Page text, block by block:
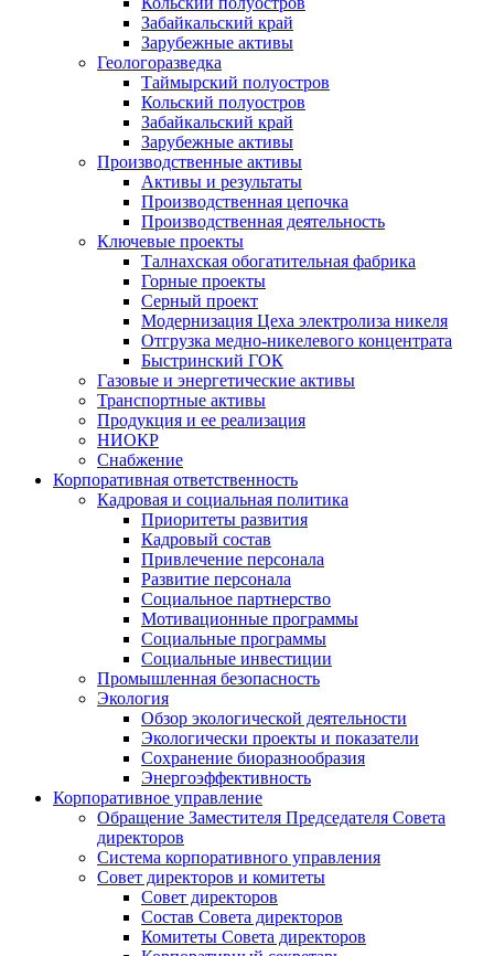
Забайкальский край
Зарубежные активы
Геологоразведка
Таймырский полуостров
Кольский полуостров
Забайкальский край
Зарубежные активы
Производственные активы
Активы и результаты
Производственная цепочка
Производственная деятельность
Ключевые проекты
Талнахская обогатительная фабрика
Горные проекты
Серный проект
Модернизация Цеха электролиза никеля
Отгрузка медно-никелевого концентрата
Быстринский ГОК
Газовые и энергетические активы
Транспортные активы
Продукция и ее реализация
НИОКР
Снабжение
Корпоративная ответственность
Кадровая и социальная политика
Приоритеты развития
Кадровый состав
Привлечение персонала
Развитие персонала
Социальное партнерство
Мотивационные программы
Социальные программы
Социальные инвестиции
Промышленная безопасность
Экология
Обзор экологической деятельности
Экологически проекты и показатели
Сохранение биоразнообразия
Энергоэффективность
Корпоративное управление
Обращение Заместителя Председателя Совета
директоров
Система корпоративного управления
Совет директоров и комитеты
Совет директоров
Состав Совета директоров
Комитеты Совета директоров